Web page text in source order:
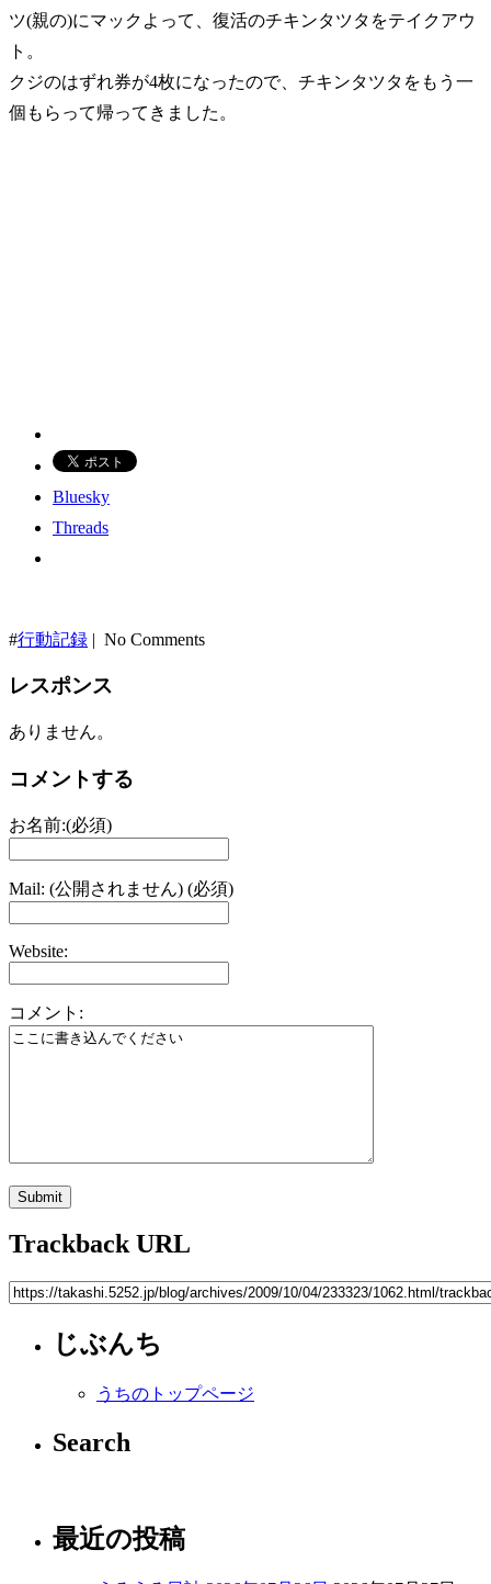
ツ(親の)にマックよって、復活のチキンタツタをテイクアウ
ト。
クジのはずれ券が4枚になったので、チキンタツタをもう一
個もらって帰ってきました。
Bluesky
Threads
#行動記録 | No Comments
レスポンス
ありません。
コメントする
お名前:(必須)
Mail: (公開されません) (必須)
Website:
コメント:
Trackback URL
じぶんち
うちのトップページ
Search
最近の投稿